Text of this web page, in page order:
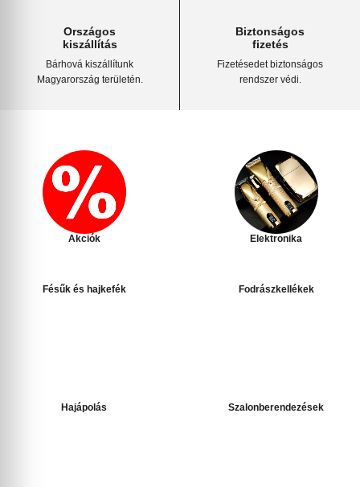
Országos
kiszállítás
Bárhová kiszállítunk
Magyarország területén.
Biztonságos
fizetés
Fizetésedet biztonságos
rendszer védi.
Akciók Elektronika
Fésűk és hajkefék Fodrászkellékek
Hajápolás Szalonberendezések